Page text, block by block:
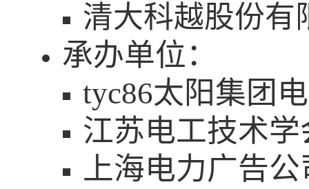
清大科越股份有
承办单位：
tyc86太阳集团
江苏电工技术
上海电力广告公